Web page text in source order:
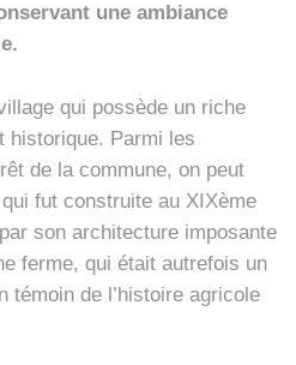
une ambiance
qui possède un riche
historique. Parmi les
de la commune, on peut
fut construite au XIXème
son architecture imposante
ferme, qui était autrefois un
témoin de l’histoire agricole